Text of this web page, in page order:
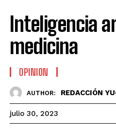
Inteligencia
medicina
OPINION
AUTHOR: REDACCIÓN
julio 30, 2023